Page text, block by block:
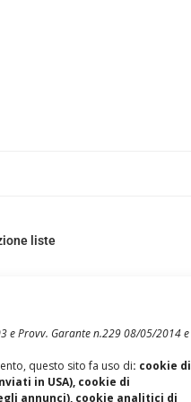
e Provv. Garante n.229 08/05/2014 e
questo sito fa uso di: cookie di
in USA), cookie di
annunci), cookie analitici di
liste